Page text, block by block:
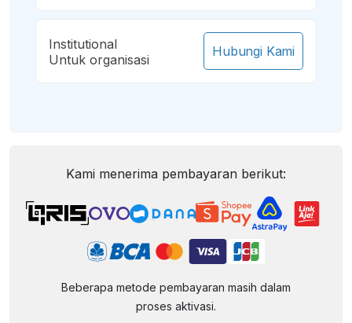
Institutional
Untuk organisasi
Hubungi Kami
Kami menerima pembayaran berikut:
Beberapa metode pembayaran masih dalam
proses aktivasi.